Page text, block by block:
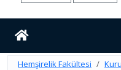
Hemşirelik Fakültesi